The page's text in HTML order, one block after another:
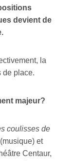
devient de
la
de place.
majeur?
coulisses de
et
Centaur,